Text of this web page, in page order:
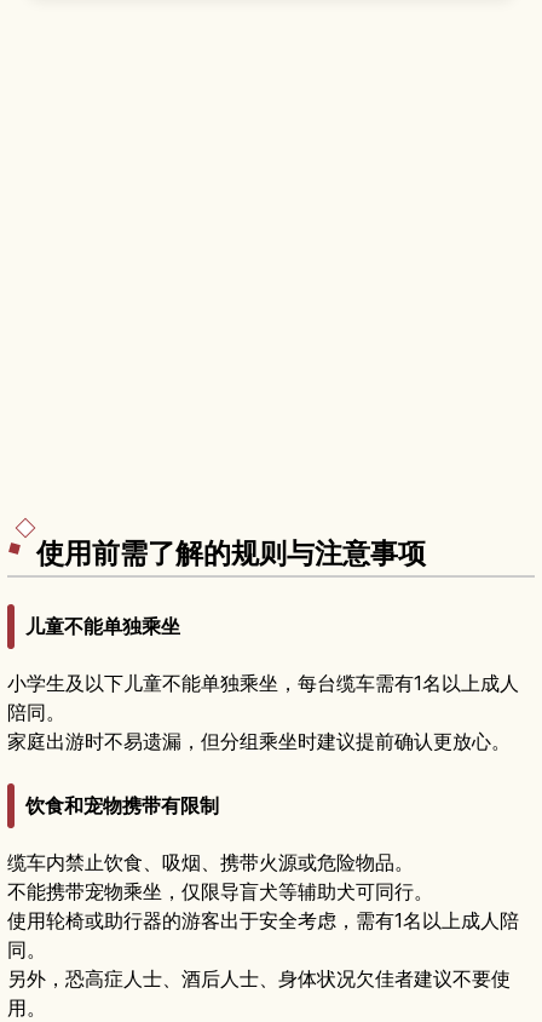
使用前需了解的规则与注意事项
儿童不能单独乘坐
小学生及以下儿童不能单独乘坐，每台缆车需有1名以上成人
陪同。
家庭出游时不易遗漏，但分组乘坐时建议提前确认更放心。
饮食和宠物携带有限制
缆车内禁止饮食、吸烟、携带火源或危险物品。
不能携带宠物乘坐，仅限导盲犬等辅助犬可同行。
使用轮椅或助行器的游客出于安全考虑，需有1名以上成人陪
同。
另外，恐高症人士、酒后人士、身体状况欠佳者建议不要使
用。